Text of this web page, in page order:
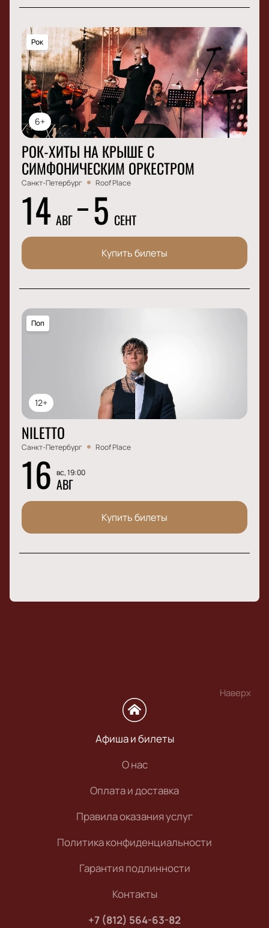
6+
Рок
РОК-ХИТЫ НА КРЫШЕ С
СИМФОНИЧЕСКИМ ОРКЕСТРОМ
Санкт-Петербург Roof Place
14 АВГ 5 СЕНТ
Купить билеты
12+
Поп
NILETTO
Санкт-Петербург Roof Place
16 вс, 19:00
АВГ
Купить билеты
Наверх
Афиша и билеты
О нас
Оплата и доставка
Правила оказания услуг
Политика конфиденциальности
Гарантия подлинности
Контакты
+7 (812) 564-63-82